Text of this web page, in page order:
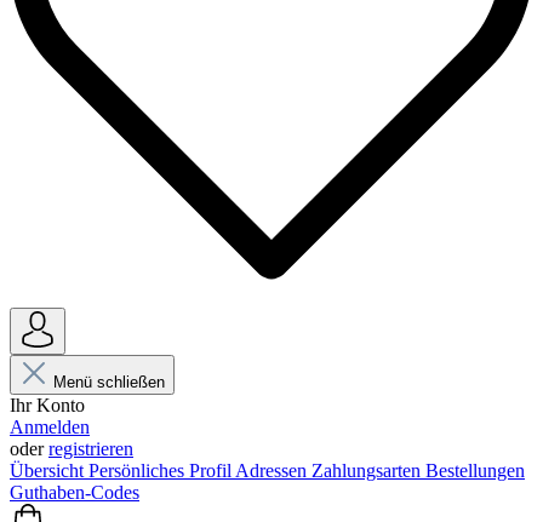
Menü schließen
Ihr Konto
Anmelden
oderregistrieren
Übersicht Persönliches Profil Adressen Zahlungsarten Bestellungen
Guthaben-Codes